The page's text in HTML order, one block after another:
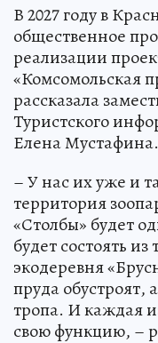
В 2027 году в
общественное
реализации
«Комсомольская
рассказала
Туристского
Елена Мустафина.
– У нас их уже и
территория
«Столбы» будет
будет состоять
экодеревня
пруда обустроят,
тропа. И каждая
свою функцию, –